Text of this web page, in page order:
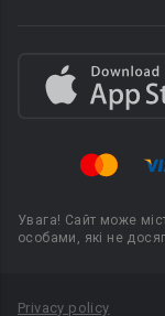
Увага! Сайт може
особами, які не
Privacy policy